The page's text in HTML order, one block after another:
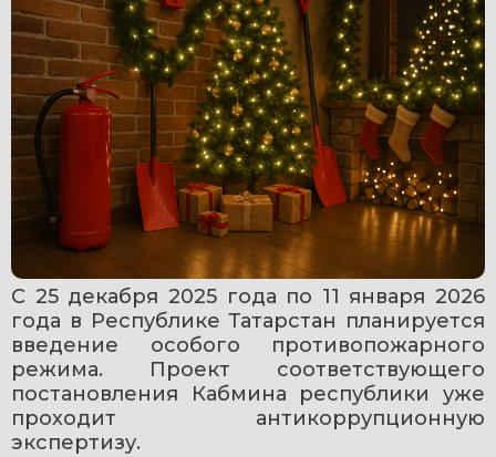
С 25 декабря 2025 года по 11 января 2026
года в Республике Татарстан планируется
введение особого противопожарного
режима. Проект соответствующего
постановления Кабмина республики уже
проходит антикоррупционную
экспертизу.